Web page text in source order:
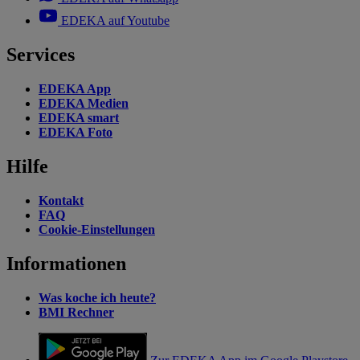
EDEKA auf Youtube
Services
EDEKA App
EDEKA Medien
EDEKA smart
EDEKA Foto
Hilfe
Kontakt
FAQ
Cookie-Einstellungen
Informationen
Was koche ich heute?
BMI Rechner